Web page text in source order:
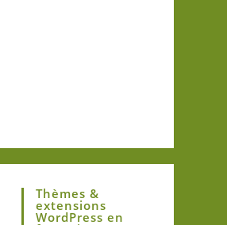
Thèmes &
extensions
WordPress en